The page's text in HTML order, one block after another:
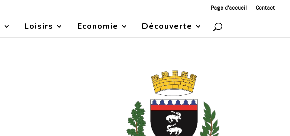
Page d’accueil Contact
Loisirs Economie Découverte